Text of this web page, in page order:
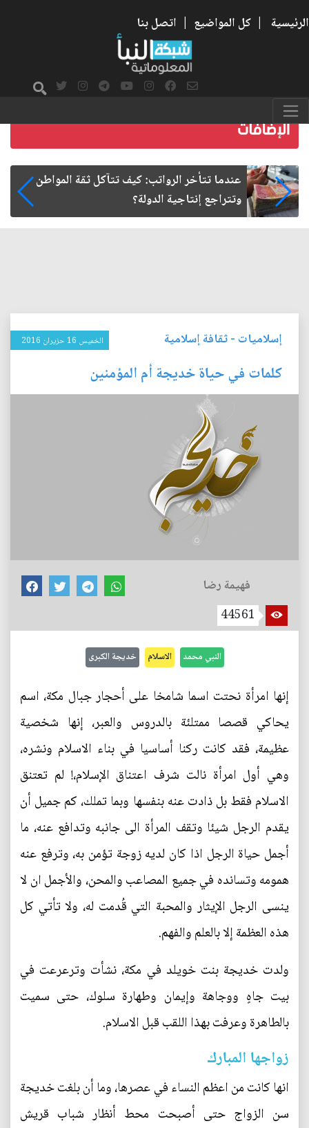
الرئيسية | كل المواضيع | اتصل بنا
صمت الطريق بعد الأربعين
إسلاميات -ثقافة إسلامية الخميس 16 حزيران 2016
كلمات في حياة خديجة أم المؤمنين
فهيمة رضا
44561
النبي محمد الاسلام خديجة الكبرى
إنها امرأة نحتت اسما شامخا على أحجار جبال مكة، اسم
يحاكي قصصا ممتلئة بالدروس والعبر، إنها شخصية
عظيمة، فقد كانت ركنا أساسيا في بناء الاسلام ونشره،
وهي أول امرأة نالت شرف اعتناق الإسلام،! لم تعتنق
الاسلام فقط بل ذادت عنه بنفسها وبما تملك، كم جميل أن
يقدم الرجل شيئا وتقف المرأة الى جانبه وتدافع عنه، ما
أجمل حياة الرجل اذا كان لديه زوجة تؤمن به، وترفع عنه
همومه وتسانده في جميع المصاعب والمحن، والأجمل ان لا
ينسى الرجل الإيثار والمحبة التي قُدمت له، ولا تأتي كل
هذه العظمة إلا بالعلم والفهم.
ولدت خديجة بنت خويلد في مكة، نشأت وترعرعت في
بيت جاهٍ ووجاهة وإيمان وطهارة سلوك، حتى سميت
بالطاهرة وعرفت بهذا اللقب قبل الاسلام.
زواجها المبارك
انها كانت من اعظم النساء في عصرها، وما أن بلغت خديجة
سن الزواج حتى أصبحت محط أنظار شباب قريش